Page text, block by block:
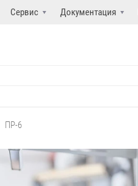
Сервис Документация
ПР-6